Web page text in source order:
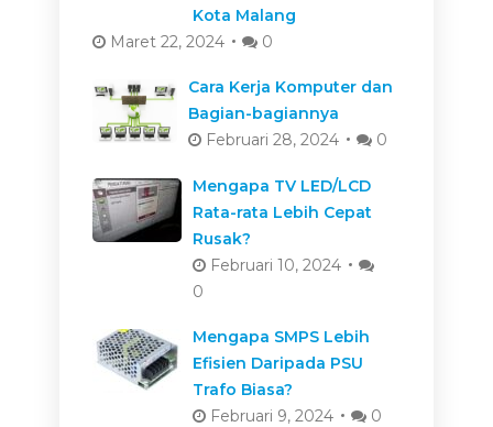
Kota Malang
Maret 22, 2024
0
Cara Kerja Komputer dan
Bagian-bagiannya
Februari 28, 2024
0
Mengapa TV LED/LCD
Rata-rata Lebih Cepat
Rusak?
Februari 10, 2024
0
Mengapa SMPS Lebih
Efisien Daripada PSU
Trafo Biasa?
Februari 9, 2024
0